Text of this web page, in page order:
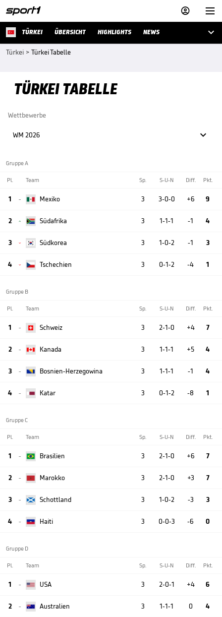


TÜRKEI ÜBERSICHT HIGHLIGHTS NEWS 
Türkei > Türkei Tabelle
TÜRKEI TABELLE
Wettbewerbe
WM 2026 
Gruppe A
Pl. Team Sp. S-U-N Diff. Pkt.
1  Mexiko 3 3-0-0 +6 9
2  Südafrika 3 1-1-1 -1 4
3  Südkorea 3 1-0-2 -1 3
4  Tschechien 3 0-1-2 -4 1
Gruppe B
Pl. Team Sp. S-U-N Diff. Pkt.
1  Schweiz 3 2-1-0 +4 7
2  Kanada 3 1-1-1 +5 4
3  Bosnien-Herzegowina 3 1-1-1 -1 4
4  Katar 3 0-1-2 -8 1
Gruppe C
Pl. Team Sp. S-U-N Diff. Pkt.
1  Brasilien 3 2-1-0 +6 7
2  Marokko 3 2-1-0 +3 7
3  Schottland 3 1-0-2 -3 3
4  Haiti 3 0-0-3 -6 0
Gruppe D
Pl. Team Sp. S-U-N Diff. Pkt.
1  USA 3 2-0-1 +4 6
2  Australien 3 1-1-1 0 4